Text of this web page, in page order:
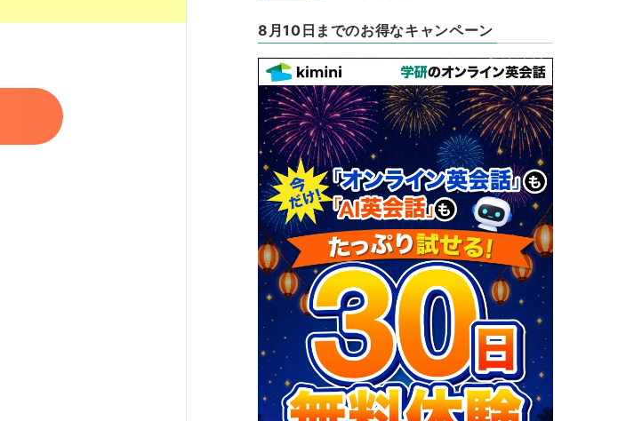
8月10日までのお得なキャンペーン